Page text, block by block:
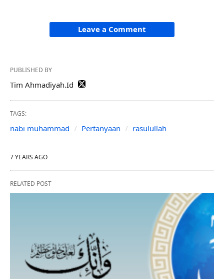
Leave a Comment
PUBLISHED BY
Tim Ahmadiyah.Id
TAGS:
nabi muhammad Pertanyaan rasulullah
7 YEARS AGO
RELATED POST